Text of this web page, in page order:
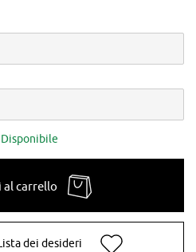
Disponibile
carrello
dei desideri